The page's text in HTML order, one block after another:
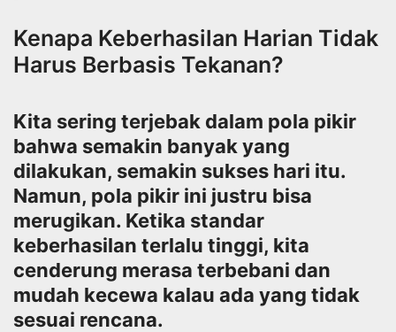
Kenapa Keberhasilan Harian Tidak
Harus Berbasis Tekanan?
Kita sering terjebak dalam pola pikir
bahwa semakin banyak yang
dilakukan, semakin sukses hari itu.
Namun, pola pikir ini justru bisa
merugikan. Ketika standar
keberhasilan terlalu tinggi, kita
cenderung merasa terbebani dan
mudah kecewa kalau ada yang tidak
sesuai rencana.